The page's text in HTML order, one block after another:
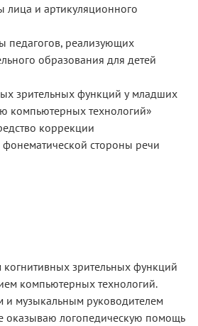
и артикуляционного
педагогов, реализующих
образования для детей
зрительных функций у младших
компьютерных технологий»
коррекции
стороны речи
когнитивных зрительных функций
компьютерных технологий.
и музыкальным руководителем
оказываю логопедическую помощь